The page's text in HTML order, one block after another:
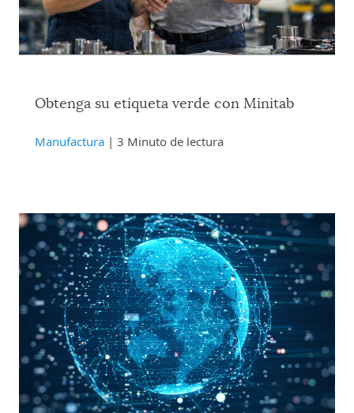
Obtenga su etiqueta verde con Minitab
Manufactura | 3 Minuto de lectura